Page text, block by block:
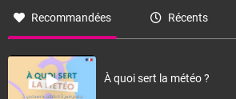
Recommandées Récents
À quoi sert la météo ?